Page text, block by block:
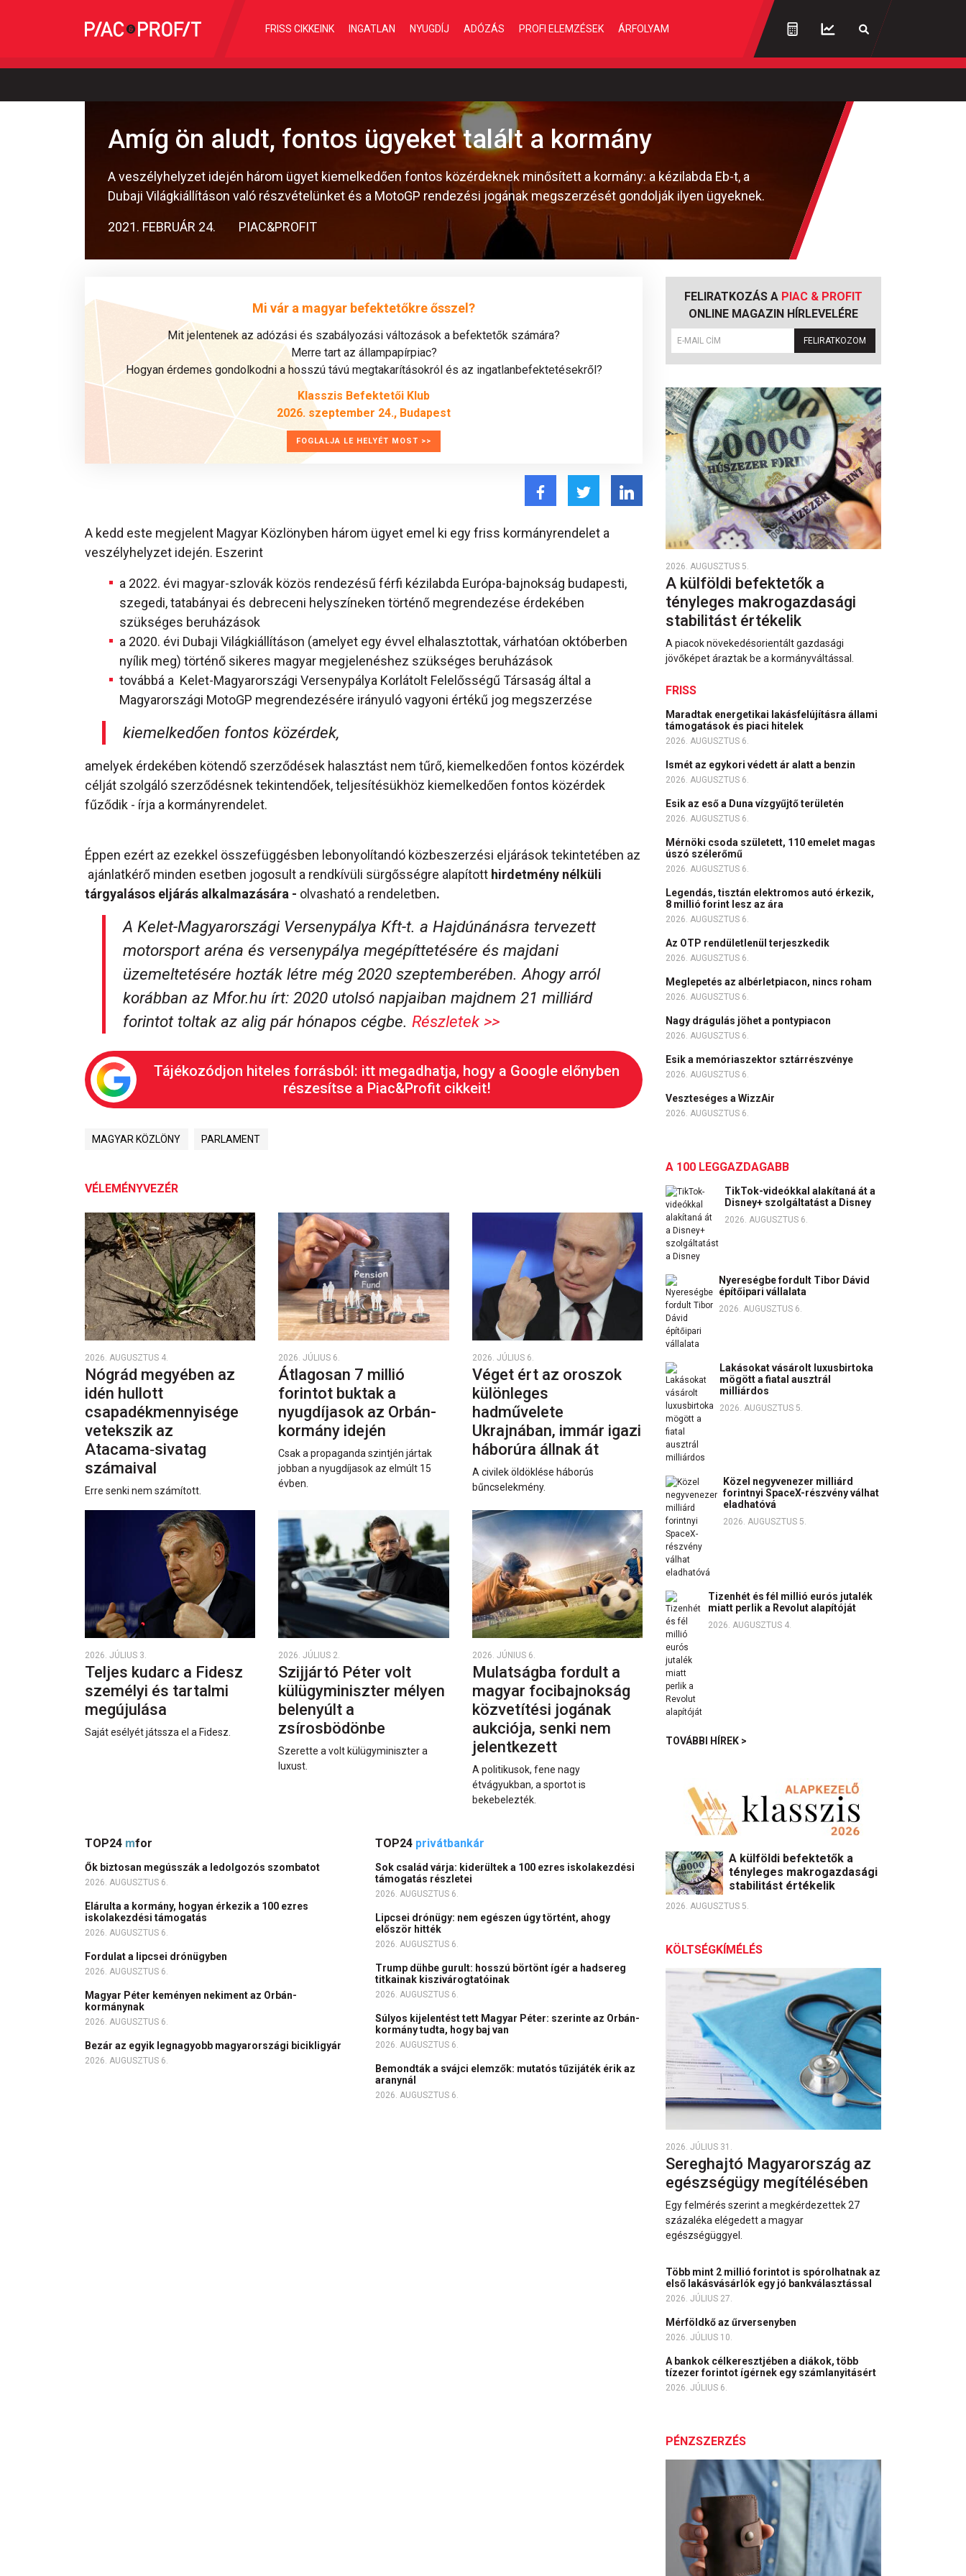
FRISS CIKKEINK INGATLAN NYUGDÍJ ADÓZÁS PROFI ELEMZÉSEK ÁRFOLYAM
Amíg ön aludt, fontos ügyeket talált a kormány
A veszélyhelyzet idején három ügyet kiemelkedően fontos közérdeknek minősített a kormány: a kézilabda Eb-t, a
Dubaji Világkiállításon való részvételünket és a MotoGP rendezési jogának megszerzését gondolják ilyen ügyeknek.
2021. FEBRUÁR 24. PIAC&PROFIT
Mi vár a magyar befektetőkre ősszel?
Mit jelentenek az adózási és szabályozási változások a befektetők számára?
Merre tart az állampapírpiac?
Hogyan érdemes gondolkodni a hosszú távú megtakarításokról és az ingatlanbefektetésekről?
Klasszis Befektetői Klub
2026. szeptember 24., Budapest
FOGLALJA LE HELYÉT MOST >>
A kedd este megjelent Magyar Közlönyben három ügyet emel ki egy friss kormányrendelet a
veszélyhelyzet idején. Eszerint
a 2022. évi magyar-szlovák közös rendezésű férfi kézilabda Európa-bajnokság budapesti,
szegedi, tatabányai és debreceni helyszíneken történő megrendezése érdekében
szükséges beruházások
a 2020. évi Dubaji Világkiállításon (amelyet egy évvel elhalasztottak, várhatóan októberben
nyílik meg) történő sikeres magyar megjelenéshez szükséges beruházások
továbbá a Kelet-Magyarországi Versenypálya Korlátolt Felelősségű Társaság által a
Magyarországi MotoGP megrendezésére irányuló vagyoni értékű jog megszerzése
kiemelkedően fontos közérdek,
amelyek érdekében kötendő szerződések halasztást nem tűrő, kiemelkedően fontos közérdek
célját szolgáló szerződésnek tekintendőek, teljesítésükhöz kiemelkedően fontos közérdek
fűződik - írja a kormányrendelet.
Éppen ezért az ezekkel összefüggésben lebonyolítandó közbeszerzési eljárások tekintetében az
ajánlatkérő minden esetben jogosult a rendkívüli sürgősségre alapított hirdetmény nélküli
tárgyalásos eljárás alkalmazására - olvasható a rendeletben.
A Kelet-Magyarországi Versenypálya Kft-t. a Hajdúnánásra tervezett
motorsport aréna és versenypálya megépíttetésére és majdani
üzemeltetésére hozták létre még 2020 szeptemberében. Ahogy arról
korábban az Mfor.hu írt: 2020 utolsó napjaiban majdnem 21 milliárd
forintot toltak az alig pár hónapos cégbe. Részletek >>
Tájékozódjon hiteles forrásból: itt megadhatja, hogy a Google előnyben
részesítse a Piac&Profit cikkeit!
MAGYAR KÖZLÖNY PARLAMENT
VÉLEMÉNYVEZÉR
2026. AUGUSZTUS 4.
Nógrád megyében az
idén hullott
csapadékmennyisége
vetekszik az
Atacama‑sivatag
számaival
Erre senki nem számított.
2026. JÚLIUS 6.
Átlagosan 7 millió
forintot buktak a
nyugdíjasok az Orbán-
kormány idején
Csak a propaganda szintjén jártak
jobban a nyugdíjasok az elmúlt 15
évben.
2026. JÚLIUS 6.
Véget ért az oroszok
különleges
hadművelete
Ukrajnában, immár igazi
háborúra állnak át
A civilek öldöklése háborús
bűncselekmény.
2026. JÚLIUS 3.
Teljes kudarc a Fidesz
személyi és tartalmi
megújulása
Saját esélyét játssza el a Fidesz.
2026. JÚLIUS 2.
Szijjártó Péter volt
külügyminiszter mélyen
belenyúlt a
zsírosbödönbe
Szerette a volt külügyminiszter a
luxust.
2026. JÚNIUS 6.
Mulatságba fordult a
magyar focibajnokság
közvetítési jogának
aukciója, senki nem
jelentkezett
A politikusok, fene nagy
étvágyukban, a sportot is
bekebelezték.
TOP24 mfor
Ők biztosan megússzák a ledolgozós szombatot
2026. AUGUSZTUS 6.
Elárulta a kormány, hogyan érkezik a 100 ezres
iskolakezdési támogatás
2026. AUGUSZTUS 6.
Fordulat a lipcsei drónügyben
2026. AUGUSZTUS 6.
Magyar Péter keményen nekiment az Orbán-
kormánynak
2026. AUGUSZTUS 6.
Bezár az egyik legnagyobb magyarországi bicikligyár
2026. AUGUSZTUS 6.
TOP24 privátbankár
Sok család várja: kiderültek a 100 ezres iskolakezdési
támogatás részletei
2026. AUGUSZTUS 6.
Lipcsei drónügy: nem egészen úgy történt, ahogy
először hitték
2026. AUGUSZTUS 6.
Trump dühbe gurult: hosszú börtönt ígér a hadsereg
titkainak kiszivárogtatóinak
2026. AUGUSZTUS 6.
Súlyos kijelentést tett Magyar Péter: szerinte az Orbán-
kormány tudta, hogy baj van
2026. AUGUSZTUS 6.
Bemondták a svájci elemzők: mutatós tűzijáték érik az
aranynál
2026. AUGUSZTUS 6.
FELIRATKOZÁS A PIAC & PROFIT
ONLINE MAGAZIN HÍRLEVELÉRE
FELIRATKOZOM
2026. AUGUSZTUS 5.
A külföldi befektetők a
tényleges makrogazdasági
stabilitást értékelik
A piacok növekedésorientált gazdasági
jövőképet áraztak be a kormányváltással.
FRISS
Maradtak energetikai lakásfelújításra állami
támogatások és piaci hitelek
2026. AUGUSZTUS 6.
Ismét az egykori védett ár alatt a benzin
2026. AUGUSZTUS 6.
Esik az eső a Duna vízgyűjtő területén
2026. AUGUSZTUS 6.
Mérnöki csoda született, 110 emelet magas
úszó szélerőmű
2026. AUGUSZTUS 6.
Legendás, tisztán elektromos autó érkezik,
8 millió forint lesz az ára
2026. AUGUSZTUS 6.
Az OTP rendületlenül terjeszkedik
2026. AUGUSZTUS 6.
Meglepetés az albérletpiacon, nincs roham
2026. AUGUSZTUS 6.
Nagy drágulás jöhet a pontypiacon
2026. AUGUSZTUS 6.
Esik a memóriaszektor sztárrészvénye
2026. AUGUSZTUS 6.
Veszteséges a WizzAir
2026. AUGUSZTUS 6.
A 100 LEGGAZDAGABB
TikTok-videókkal alakítaná át a
Disney+ szolgáltatást a Disney
2026. AUGUSZTUS 6.
Nyereségbe fordult Tibor Dávid
építőipari vállalata
2026. AUGUSZTUS 6.
Lakásokat vásárolt luxusbirtoka
mögött a fiatal ausztrál
milliárdos
2026. AUGUSZTUS 5.
Közel negyvenezer milliárd
forintnyi SpaceX-részvény válhat
eladhatóvá
2026. AUGUSZTUS 5.
Tizenhét és fél millió eurós jutalék
miatt perlik a Revolut alapítóját
2026. AUGUSZTUS 4.
TOVÁBBI HÍREK >
A külföldi befektetők a
tényleges makrogazdasági
stabilitást értékelik
2026. AUGUSZTUS 5.
KÖLTSÉGKÍMÉLÉS
2026. JÚLIUS 31.
Sereghajtó Magyarország az
egészségügy megítélésében
Egy felmérés szerint a megkérdezettek 27
százaléka elégedett a magyar
egészségüggyel.
Több mint 2 millió forintot is spórolhatnak az
első lakásvásárlók egy jó bankválasztással
2026. JÚLIUS 27.
Mérföldkő az űrversenyben
2026. JÚLIUS 10.
A bankok célkeresztjében a diákok, több
tízezer forintot ígérnek egy számlanyitásért
2026. JÚLIUS 6.
PÉNZSZERZÉS